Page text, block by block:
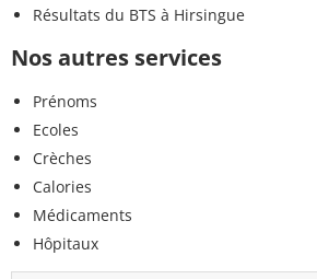
Résultats du BTS à Hirsingue
Nos autres services
Prénoms
Ecoles
Crèches
Calories
Médicaments
Hôpitaux